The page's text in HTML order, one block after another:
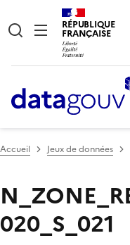
RÉPUBLIQUE
FRANÇAISE
Accueil Jeux de données
020_S_021